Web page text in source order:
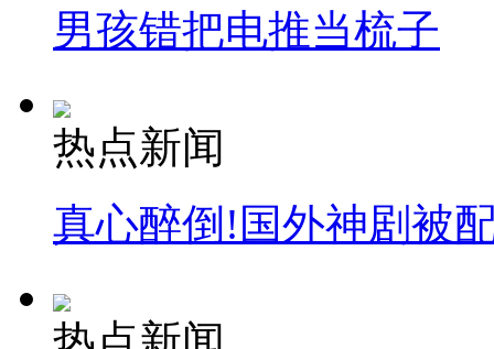
男孩错把电推当梳子
热点新闻
真心醉倒!国外神剧被